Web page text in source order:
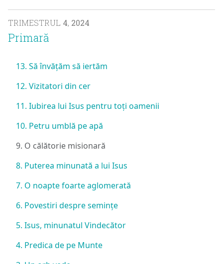
TRIMESTRUL 4, 2024
Primară
13. Să învățăm să iertăm
12. Vizitatori din cer
11. Iubirea lui Isus pentru toți oamenii
10. Petru umblă pe apă
9. O călătorie misionară
8. Puterea minunată a lui Isus
7. O noapte foarte aglomerată
6. Povestiri despre semințe
5. Isus, minunatul Vindecător
4. Predica de pe Munte